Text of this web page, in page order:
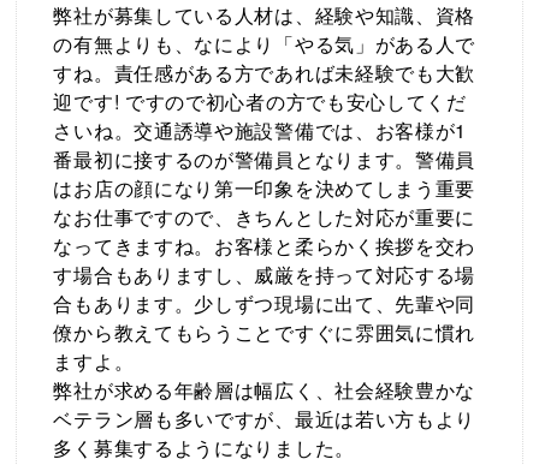
弊社が募集している人材は、経験や知識、資格
の有無よりも、なにより「やる気」がある人で
すね。責任感がある方であれば未経験でも大歓
迎です! ですので初心者の方でも安心してくだ
さいね。交通誘導や施設警備では、お客様が1
番最初に接するのが警備員となります。警備員
はお店の顔になり第一印象を決めてしまう重要
なお仕事ですので、きちんとした対応が重要に
なってきますね。お客様と柔らかく挨拶を交わ
す場合もありますし、威厳を持って対応する場
合もあります。少しずつ現場に出て、先輩や同
僚から教えてもらうことですぐに雰囲気に慣れ
ますよ。
弊社が求める年齢層は幅広く、社会経験豊かな
ベテラン層も多いですが、最近は若い方もより
多く募集するようになりました。